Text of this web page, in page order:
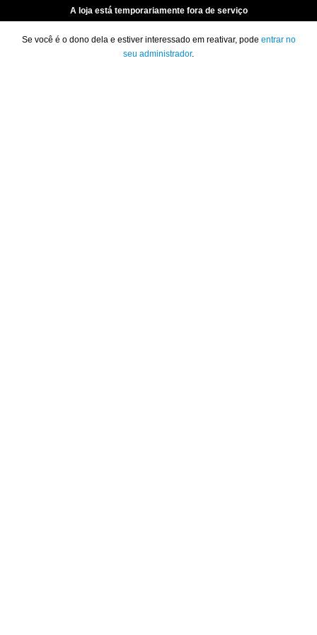
A loja está temporariamente fora de serviço
Se você é o dono dela e estiver interessado em reativar, pode entrar no
seu administrador.